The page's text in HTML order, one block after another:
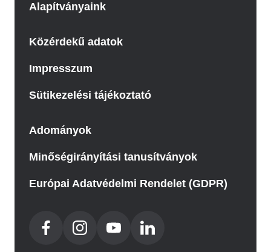
Alapítványaink
Közérdekű adatok
Impresszum
Sütikezelési tájékoztató
Adományok
Minőségirányítási tanusítványok
Európai Adatvédelmi Rendelet (GDPR)